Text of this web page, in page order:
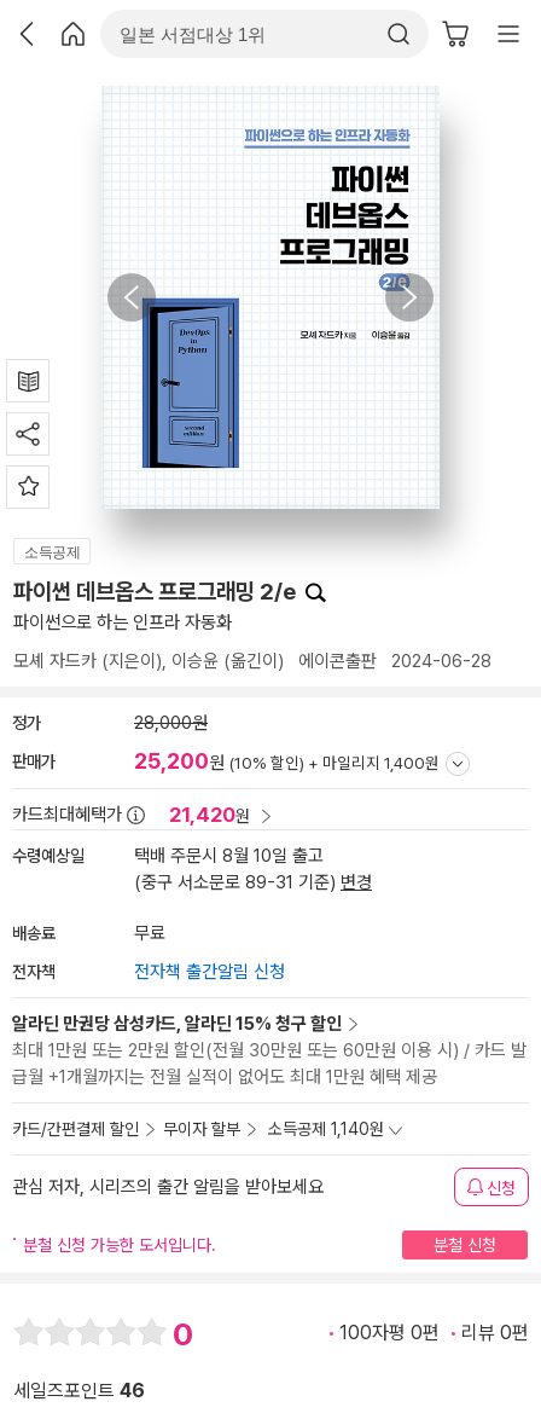
소득공제
파이썬 데브옵스 프로그래밍 2/e
파이썬으로 하는 인프라 자동화
모셰 자드카 (지은이), 이승윤 (옮긴이) 에이콘출판 2024-06-28
정가 28,000원
판매가 25,200원 (10% 할인) + 마일리지 1,400원
카드최대혜택가 21,420원
수령예상일
택배 주문시 8월 10일 출고
(중구 서소문로 89-31 기준) 변경
배송료 무료
전자책 전자책 출간알림 신청
알라딘 만권당 삼성카드, 알라딘 15% 청구 할인
최대 1만원 또는 2만원 할인(전월 30만원 또는 60만원 이용 시) / 카드 발
급월 +1개월까지는 전월 실적이 없어도 최대 1만원 혜택 제공
카드/간편결제 할인 무이자 할부 소득공제 1,140원
관심 저자, 시리즈의 출간 알림을 받아보세요 신청
분철 신청 가능한 도서입니다. 분철 신청
0 100자평 0편 리뷰 0편
세일즈포인트 46